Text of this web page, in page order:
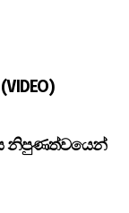
නිපුණත්වයෙන්